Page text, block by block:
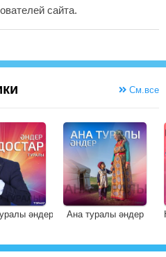
сайта.
См.все
әндер Ана туралы әндер